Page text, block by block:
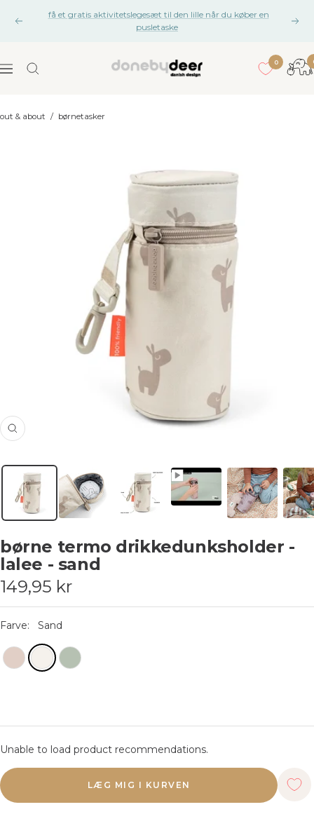
Tidligere
få et gratis aktivitetslegesæt til den lille når du køber en
pusletaske
Navigation
Done
0
out & about / børnetasker
Zoom
børne termo drikkedunksholder -
lalee - sand
Udsalgspris
149,95 kr
Farve: Sand
Unable to load product recommendations.
LÆG MIG I KURVEN